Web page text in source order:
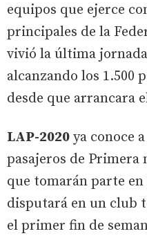
equipos que ejerce
principales de la
vivió la última
alcanzando los 1.500
desde que arrancara
LAP-2020 ya conoce
pasajeros de Primera
que tomarán parte en
disputará en un club
el primer fin de